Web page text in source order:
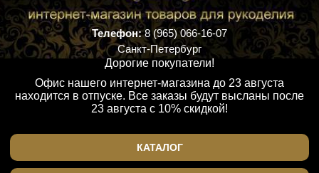
Телефон:8 (965) 066-16-07
Санкт-Петербург
Дорогие покупатели!
Офис нашего интернет-магазина до 23 августа
находится в отпуске. Все заказы будут высланы после
23 августа с 10% скидкой!
КАТАЛОГ